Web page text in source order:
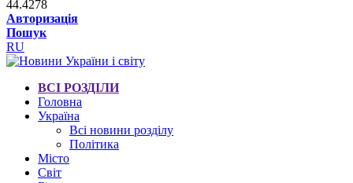
44.4278
Авторизація
Пошук
RU
ВСІ РОЗДІЛИ
Головна
Україна
Всі новини розділу
Політика
Місто
Світ